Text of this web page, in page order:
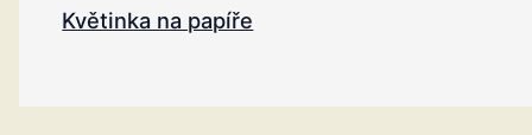
Květinka na papíře